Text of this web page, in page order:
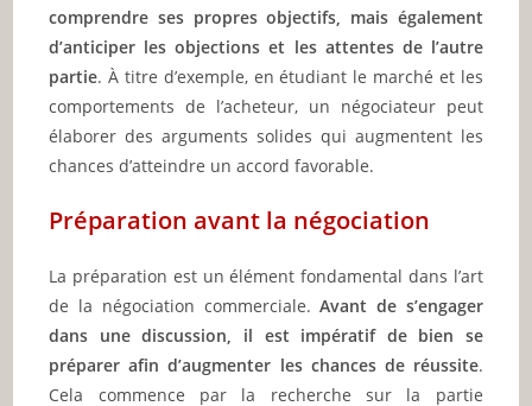
comprendre ses propres objectifs, mais également
d’anticiper les objections et les attentes de l’autre
partie. À titre d’exemple, en étudiant le marché et les
comportements de l’acheteur, un négociateur peut
élaborer des arguments solides qui augmentent les
chances d’atteindre un accord favorable.
Préparation avant la négociation
La préparation est un élément fondamental dans l’art
de la négociation commerciale.Avant de s’engager
dans une discussion, il est impératif de bien se
préparer afin d’augmenter les chances de réussite.
Cela commence par la recherche sur la partie